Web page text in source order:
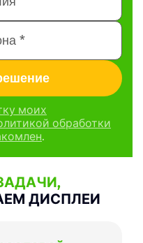
моих
обработки
.
ДИСПЛЕИ